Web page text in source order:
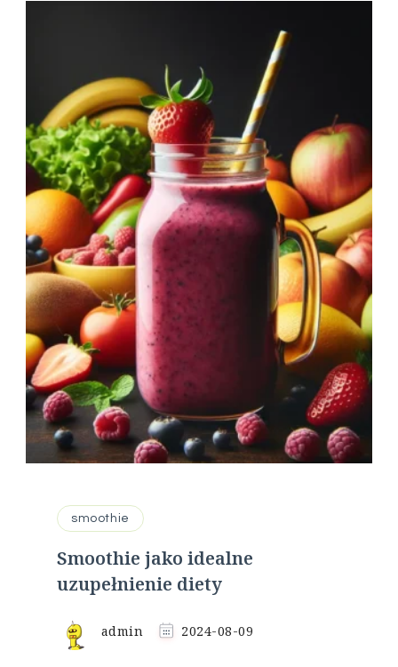
smoothie
Smoothie jako idealne
uzupełnienie diety
admin 2024-08-09